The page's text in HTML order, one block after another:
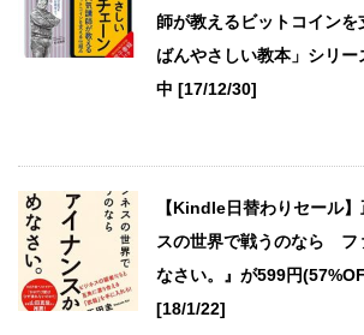
師が教えるビットコインを
ばんやさしい教本」シリ
中 [17/12/30]
【Kindle日替わりセール
スの世界で戦うのなら フ
なさい。』が599円
[18/1/22]